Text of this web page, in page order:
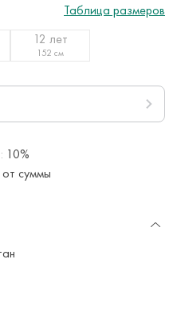
Таблица размеров
12 лет
152 см
10%
суммы